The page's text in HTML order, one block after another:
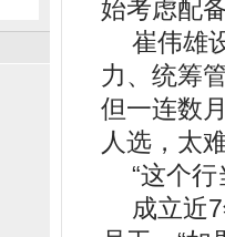
始考虑配
崔伟雄
力、统筹
但一连数
人选，太
“这个
成立近